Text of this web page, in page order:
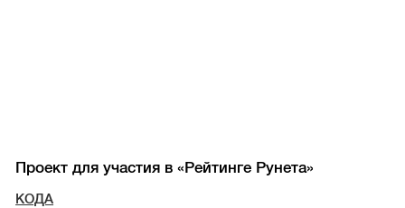
Проект для участия в «Рейтинге Рунета»
КОДА